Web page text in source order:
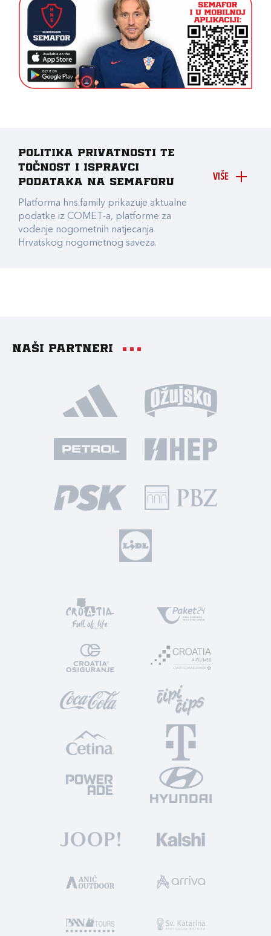
VIŠE
Politika privatnosti te
točnost i ispravci
podataka na Semaforu
Platforma hns.family prikazuje aktualne
podatke iz COMET-a, platforme za
vođenje nogometnih natjecanja
Hrvatskog nogometnog saveza.
Naši partneri